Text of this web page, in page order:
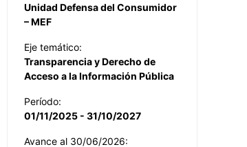
Unidad Defensa del Consumidor
– MEF
Eje temático:
Transparencia y Derecho de
Acceso a la Información Pública
Período:
01/11/2025 - 31/10/2027
Avance al 30/06/2026: